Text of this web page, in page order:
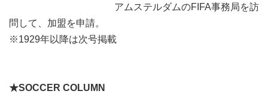
アムステルダムのFIFA事務局を訪
問して、加盟を申請。
※1929年以降は次号掲載
★SOCCER COLUMN